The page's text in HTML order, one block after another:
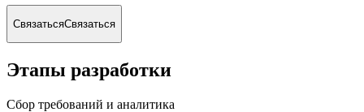
СвязатьсяСвязаться
Этапы разработки
Сбор требований и аналитика